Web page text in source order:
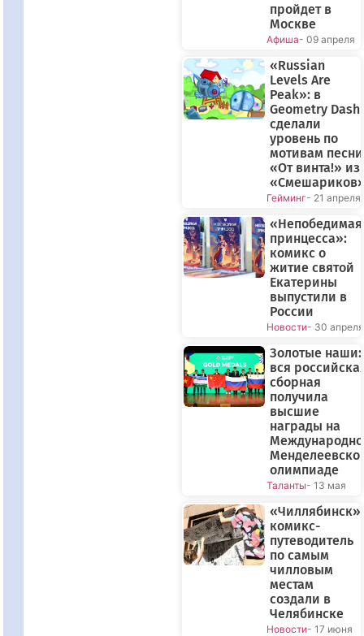
пройдет в
Москве
Афиша- 09 апреля
«Russian
Levels Are
Peak»: в
Geometry Dash
сделали
уровень по
мотивам песни
«От винта!» из
Гейминг- 21 апреля
«Непобедимая
принцесса»:
комикс о
житие святой
Екатерины
выпустили в
России
Новости- 30 апреля
Золотые наши:
вся
сборная
получила
высшие
награды на
олимпиаде
Таланты- 13 мая
«Чиллябинск»:
комикс-
путеводитель
по самым
чилловым
местам
создали в
Челябинске
Новости- 17 июня